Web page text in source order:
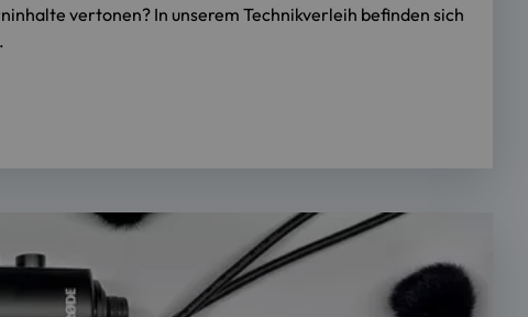
vertonen? In unserem Technikverleih befinden sich